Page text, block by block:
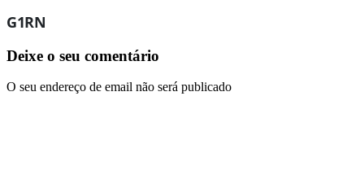
G1RN
Deixe o seu comentário
O seu endereço de email não será publicado